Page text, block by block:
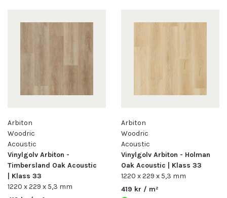
Arbiton
Woodric
Acoustic
Vinylgolv Arbiton -
Timbersland Oak Acoustic
| Klass 33
1220 x 229 x 5,3 mm
Arbiton
Woodric
Acoustic
Vinylgolv Arbiton - Holman
Oak Acoustic | Klass 33
1220 x 229 x 5,3 mm
419 kr / m²